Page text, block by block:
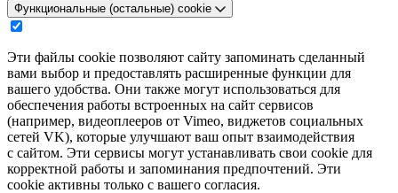
Функциональные (остальные) cookie
Эти файлы cookie позволяют сайту запоминать сделанный
вами выбор и предоставлять расширенные функции для
вашего удобства. Они также могут использоваться для
обеспечения работы встроенных на сайт сервисов
(например, видеоплееров от Vimeo, виджетов социальных
сетей VK), которые улучшают ваш опыт взаимодействия
с сайтом. Эти сервисы могут устанавливать свои cookie для
корректной работы и запоминания предпочтений. Эти
cookie активны только с вашего согласия.